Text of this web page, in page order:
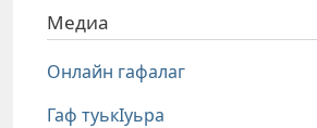
Медиа
Онлайн гафалаг
Гаф туькIуьра